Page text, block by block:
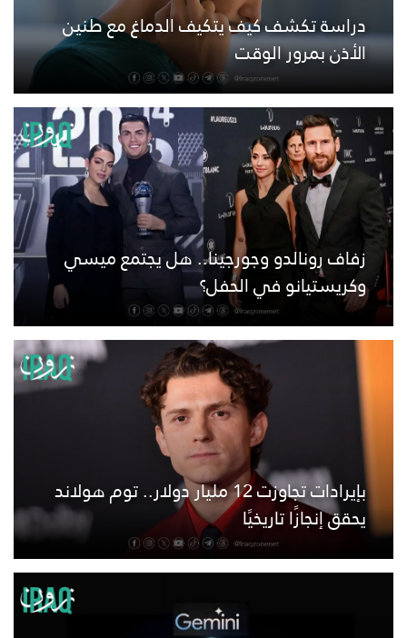
دراسة تكشف كيف يتكيف الدماغ مع طنين
الأذن بمرور الوقت
زفاف رونالدو وجورجينا.. هل يجتمع ميسي
وكريستيانو في الحفل؟
بإيرادات تجاوزت 12 مليار دولار.. توم هولاند
يحقق إنجازًا تاريخيًا